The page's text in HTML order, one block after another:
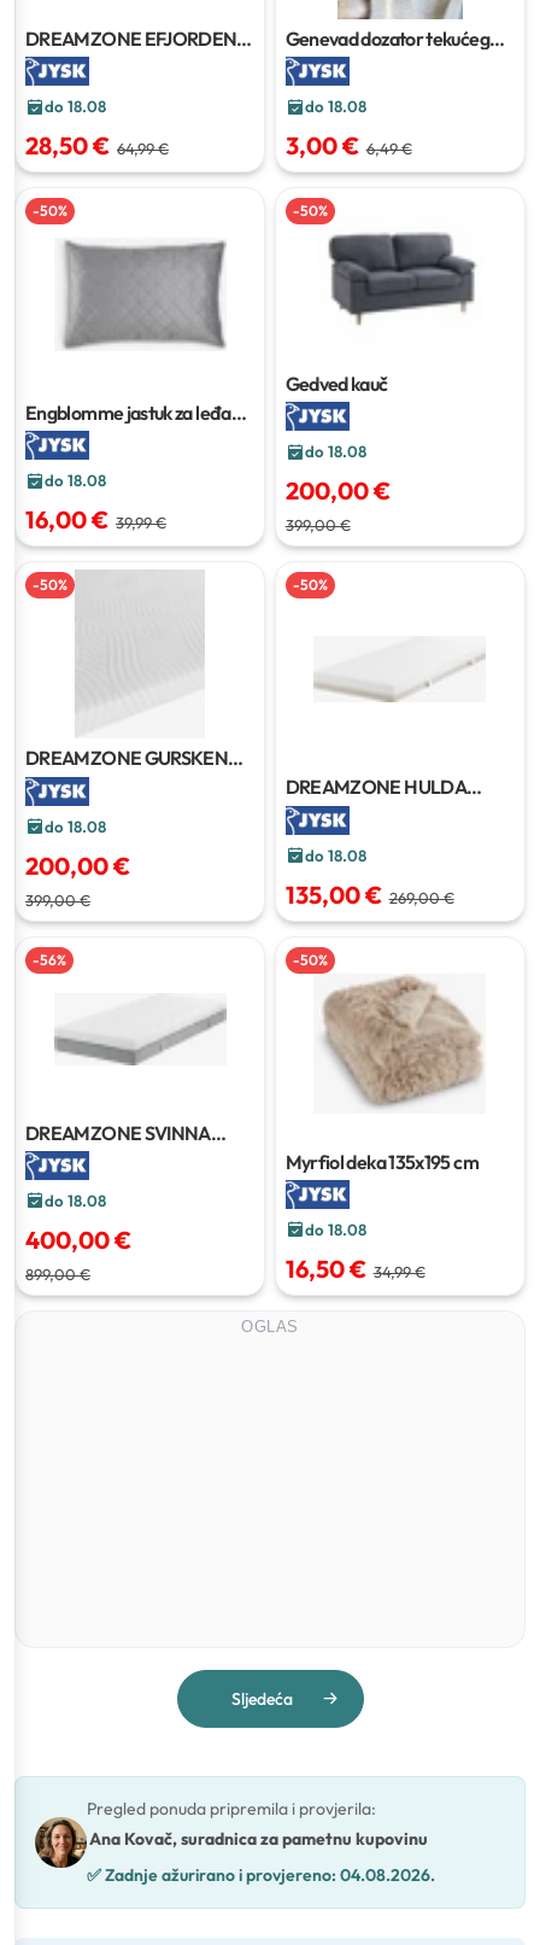
DREAMZONE EFJORDEN
zaštita za madrac
cm
do 18.08
28,50 € 64,99 €
Genevad dozator tekućeg
sapuna450 ml
do 18.08
3,00 € 6,49 €
-50%
Engblomme jastuk za leđa
60x90 cm
do 18.08
16,00 € 39,99 €
-50%
Gedved kauč
do 18.08
200,00 €
399,00 €
-50%
DREAMZONE GURSKEN
nadmadrac
do 18.08
200,00 €
399,00 €
-50%
DREAMZONE HULDA
madrac
do 18.08
135,00 € 269,00 €
-56%
DREAMZONE SVINNA
madrac
do 18.08
400,00 €
899,00 €
-50%
Myrfiol deka135x195 cm
do 18.08
16,50 € 34,99 €
OGLAS
Sljedeća
Pregled ponuda pripremila i provjerila:
Ana Kovač, suradnica za pametnu kupovinu
✅Zadnje ažurirano i provjereno: 04.08.2026.